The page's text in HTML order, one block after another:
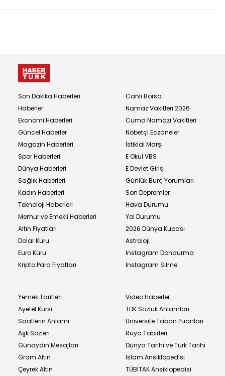
Son Dakika Haberleri
Haberler
Ekonomi Haberleri
Güncel Haberler
Magazin Haberleri
Spor Haberleri
Dünya Haberleri
Sağlık Haberleri
Kadın Haberleri
Teknoloji Haberleri
Memur ve Emekli Haberleri
Altın Fiyatları
Dolar Kuru
Euro Kuru
Kripto Para Fiyatları
Canlı Borsa
Namaz Vakitleri 2026
Cuma Namazı Vakitleri
Nöbetçi Eczaneler
İstiklal Marşı
E Okul VBS
E Devlet Giriş
Günlük Burç Yorumları
Son Depremler
Hava Durumu
Yol Durumu
2026 Dünya Kupası
Astroloji
Instagram Dondurma
Instagram Silme
Yemek Tarifleri
Ayetel Kürsi
Saatlerin Anlamı
Aşk Sözleri
Günaydın Mesajları
Gram Altın
Çeyrek Altın
Video Haberler
TDK Sözlük Anlamları
Üniversite Taban Puanları
Rüya Tabirleri
Dünya Tarihi ve Türk Tarihi
İslam Ansiklopedisi
TÜBİTAK Ansiklopedisi